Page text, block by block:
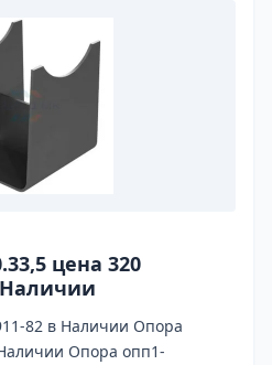
цена 320
82 в Наличии Опора
Опора опп1-